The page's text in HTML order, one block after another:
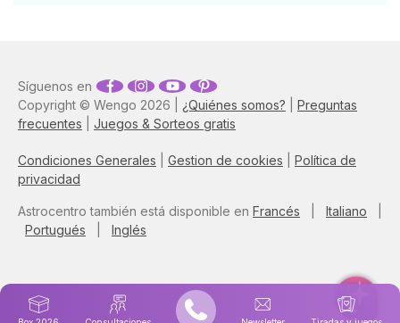
Copyright © Wengo 2026 | ¿Quiénes somos?
Preguntas
frecuentes
Juegos & Sorteos gratis
Condiciones Generales Gestion de cookies
Política de
privacidad
Síguenos en
Astrocentro también está disponible en Francés Italiano
Portugués
Inglés